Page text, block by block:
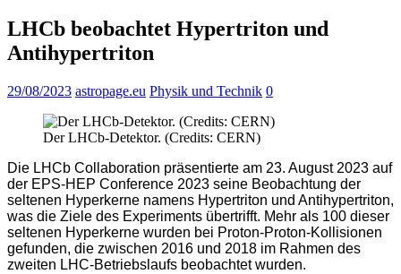
LHCb beobachtet Hypertriton und
Antihypertriton
29/08/2023 astropage.eu Physik und Technik 0
Der LHCb-Detektor. (Credits: CERN)
Die LHCb Collaboration präsentierte am 23. August 2023 auf
der EPS-HEP Conference 2023 seine Beobachtung der
seltenen Hyperkerne namens Hypertriton und Antihypertriton,
was die Ziele des Experiments übertrifft. Mehr als 100 dieser
seltenen Hyperkerne wurden bei Proton-Proton-Kollisionen
gefunden, die zwischen 2016 und 2018 im Rahmen des
zweiten LHC-Betriebslaufs beobachtet wurden.